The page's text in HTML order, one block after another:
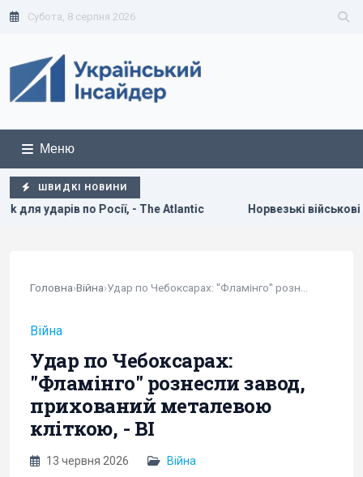
Субота, 8 серпня 2026
Меню
ШВИДКІ НОВИНИ
Норвезькі військові навчають ЗСУ "духу вікінгів"
Головна›Війна›
Війна
Удар по Чебоксарах:
"Фламінго" рознесли завод,
прихований металевою
кліткою, - BI
13 червня 2026 Війна